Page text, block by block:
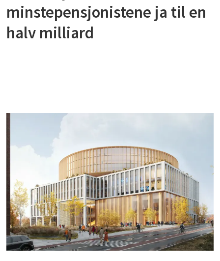
minstepensjonistene ja til en
halv milliard